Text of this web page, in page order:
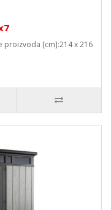
proizvoda [cm]:214 x 216